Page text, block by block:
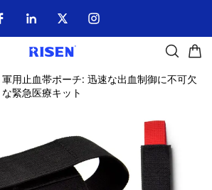
軍用止血帯ポーチ: 迅速な出血制御に不可欠
な緊急医療キット